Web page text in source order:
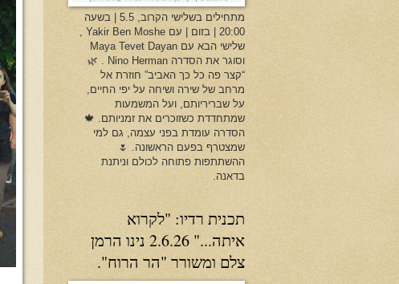
מתחילים בשלישי הקרוב, 5.5 | בשעה
20:00 | בזום | עם Yakir Ben Moshe ,
שלישי הבא עם Maya Tevet Dayan
וסוגר את הסדרה Nino Herman . 🌿
“קצר פה כל כך האביב” חוזרת אל
מרחב של שירה ושיחה על יפי החיים,
על שבריריותם, ועל המשמעות
שמתחדדת כשזוכרים את זמניותם. 🍁
הסדרה עומדת בפני עצמה, גם למי
שמצטרף בפעם הראשונה. 🌷
ההשתתפות פתוחה לכולם וניתנת
בדאנה.
תכנית רדיו: "לקרוא
איתה..." 2.6.26 נינו הרמן
צלם ומשורר "הר הרוח".